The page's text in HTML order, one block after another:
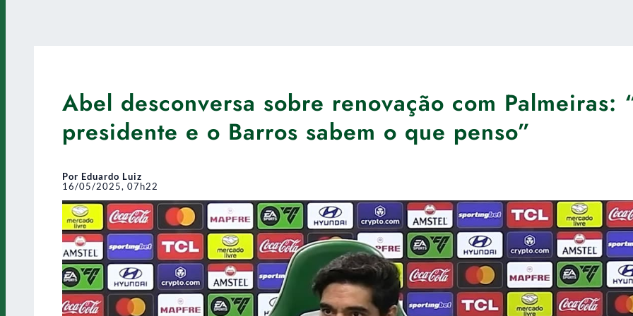
Abel desconversa sobre renovação com Palmeiras:
presidente e o Barros sabem o que penso”
Por Eduardo Luiz
16/05/2025, 07h22